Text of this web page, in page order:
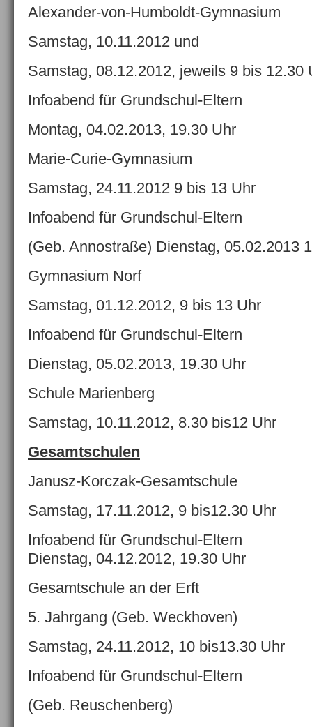
Alexander-von-Humboldt-Gymnasium
Samstag, 10.11.2012 und
Samstag, 08.12.2012, jeweils 9 bis 12.30
Infoabend für Grundschul-Eltern
Montag, 04.02.2013, 19.30 Uhr
Marie-Curie-Gymnasium
Samstag, 24.11.2012 9 bis 13 Uhr
Infoabend für Grundschul-Eltern
(Geb. Annostraße) Dienstag, 05.02.2013
Gymnasium Norf
Samstag, 01.12.2012, 9 bis 13 Uhr
Infoabend für Grundschul-Eltern
Dienstag, 05.02.2013, 19.30 Uhr
Schule Marienberg
Samstag, 10.11.2012, 8.30 bis12 Uhr
Gesamtschulen
Janusz-Korczak-Gesamtschule
Samstag, 17.11.2012, 9 bis12.30 Uhr
Infoabend für Grundschul-Eltern
Dienstag, 04.12.2012, 19.30 Uhr
Gesamtschule an der Erft
5. Jahrgang (Geb. Weckhoven)
Samstag, 24.11.2012, 10 bis13.30 Uhr
Infoabend für Grundschul-Eltern
(Geb. Reuschenberg)